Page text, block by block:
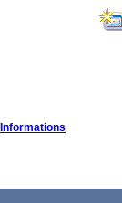
Informations